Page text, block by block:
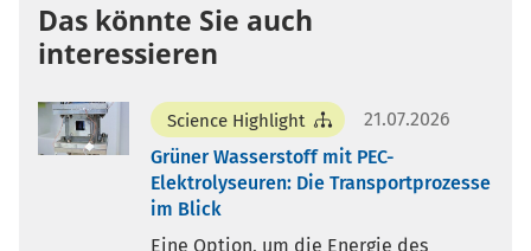
Das könnte Sie auch
interessieren
Science Highlight
21.07.2026
Grüner Wasserstoff mit PEC-
Elektrolyseuren: Die Transportprozesse
im Blick
Eine Option, um die Energie des